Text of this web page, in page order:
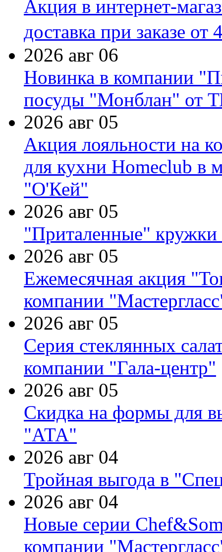
Акция в интернет-
доставка при заказе от
2026 авг 06
Новинка в компании
посуды "Монблан" от
2026 авг 05
Акция лояльности на
для кухни Homeclub в
"О'Кей"
2026 авг 05
"Приталенные" кружки
2026 авг 05
Ежемесячная акция
компании
2026 авг 05
Серия стеклянных
компании "Гала-центр"
2026 авг 05
Скидка на формы для
"АТА"
2026 авг 04
Тройная выгода в
2026 авг 04
Новые серии
компании